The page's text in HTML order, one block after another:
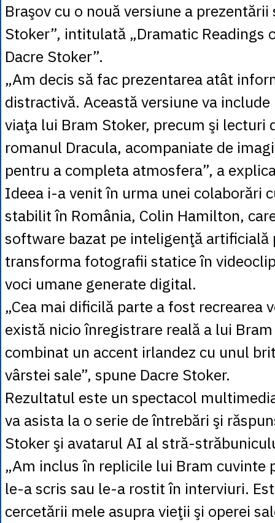
Braşov cu o nouă versiune a
Stoker”, intitulată „Dramatic Readings
Dacre Stoker”.
„Am decis să fac prezentarea atât
distractivă. Această versiune va
viaţa lui Bram Stoker, precum şi lecturi
romanul Dracula, acompaniate de
pentru a completa atmosfera”, a
Ideea i-a venit în urma unei colaborări
stabilit în România, Colin Hamilton,
software bazat pe inteligenţă artificială
transforma fotografii statice în
voci umane generate digital.
„Cea mai dificilă parte a fost recrearea
există nicio înregistrare reală a lui
combinat un accent irlandez cu unul
vârstei sale”, spune Dacre Stoker.
Rezultatul este un spectacol
va asista la o serie de întrebări şi
Stoker şi avatarul AI al stră-
„Am inclus în replicile lui Bram cuvinte
le-a scris sau le-a rostit în interviuri.
cercetării mele asupra vieţii şi operei